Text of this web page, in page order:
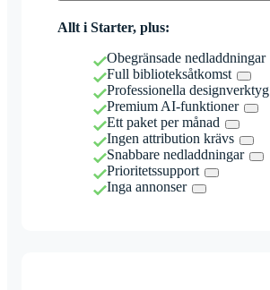
Allt i Starter, plus:
Obegränsade nedladdningar
Full biblioteksåtkomst
Professionella designverktyg
Premium AI-funktioner
Ett paket per månad
Ingen attribution krävs
Snabbare nedladdningar
Prioritetssupport
Inga annonser